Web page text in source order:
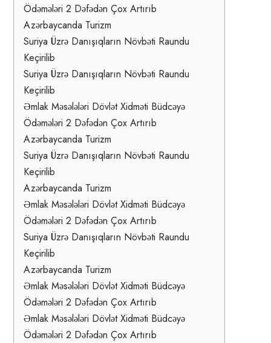
Ödəmələri 2 Dəfədən Çox Artırıb
Azərbaycanda Turizm
Suriya Üzrə Danışıqların Növbəti Raundu
Keçirilib
Suriya Üzrə Danışıqların Növbəti Raundu
Keçirilib
Əmlak Məsələləri Dövlət Xidməti Büdcəyə
Ödəmələri 2 Dəfədən Çox Artırıb
Azərbaycanda Turizm
Suriya Üzrə Danışıqların Növbəti Raundu
Keçirilib
Azərbaycanda Turizm
Əmlak Məsələləri Dövlət Xidməti Büdcəyə
Ödəmələri 2 Dəfədən Çox Artırıb
Suriya Üzrə Danışıqların Növbəti Raundu
Keçirilib
Azərbaycanda Turizm
Əmlak Məsələləri Dövlət Xidməti Büdcəyə
Ödəmələri 2 Dəfədən Çox Artırıb
Əmlak Məsələləri Dövlət Xidməti Büdcəyə
Ödəmələri 2 Dəfədən Çox Artırıb